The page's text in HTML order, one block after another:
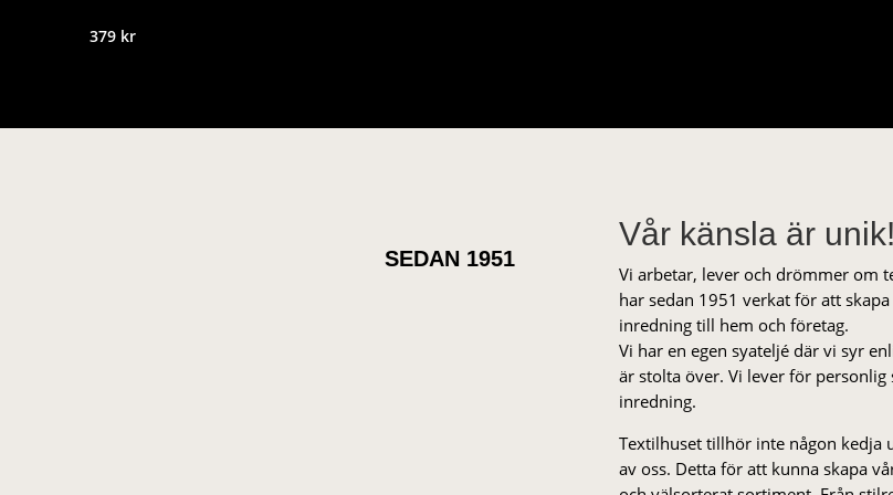
379 kr
SEDAN 1951
Vår känsla är unik!
Vi arbetar, lever och drömmer om
har sedan 1951 verkat för att
inredning till hem och företag.
Vi har en egen syateljé där vi syr
är stolta över. Vi lever för
inredning.
Textilhuset tillhör inte någon kedja
av oss. Detta för att kunna skapa